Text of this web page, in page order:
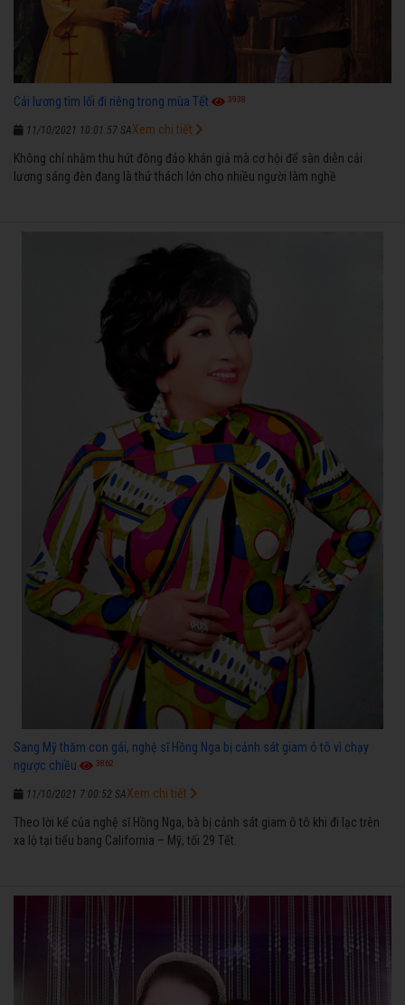
Cải lương tìm lối đi riêng trong mùa Tết 3938
11/10/2021 10:01:57 SA
Không chỉ nhằm thu hút đông đảo khán giả mà cơ hội để sàn diễn cải
lương sáng đèn đang là thử thách lớn cho nhiều người làm nghề
Xem chi tiết
Sang Mỹ thăm con gái, nghệ sĩ Hồng Nga bị cảnh sát giam ô tô vì chạy
ngược chiều
3862
11/10/2021 7:00:52 SA
Theo lời kể của nghệ sĩ Hồng Nga, bà bị cảnh sát giam ô tô khi đi lạc trên
xa lộ tại tiểu bang California – Mỹ, tối 29 Tết.
Xem chi tiết